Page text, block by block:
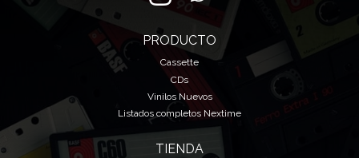
PRODUCTO
Cassette
CDs
Vinilos Nuevos
Listados completos Nextime
TIENDA